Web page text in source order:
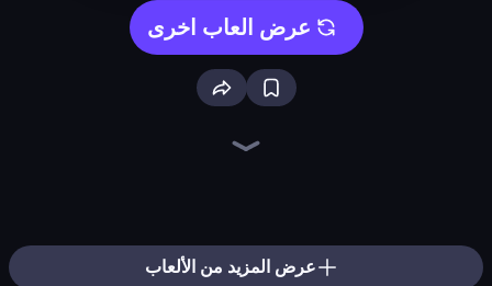
عرض العاب اخرى
عرض المزيد من الألعاب